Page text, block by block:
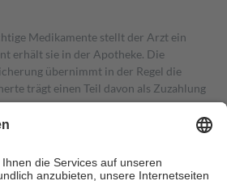
Medikamente stellt der Arzt ein
erhält sie in der Apotheke. Die
übernimmt in der Regel die
trägt einen Teil davon als Zuzahlung
Zuzahlungen in Höhe von zehn
sind jedoch nie mehr als die tatsächlichen